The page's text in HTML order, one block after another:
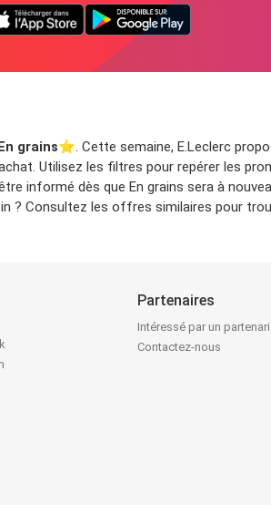
grains⭐️. Cette semaine, E.Leclerc
Utilisez les filtres pour repérer les
informé dès que En grains sera à
? Consultez les offres similaires pour
Partenaires
Intéressé par un
Contactez-nous